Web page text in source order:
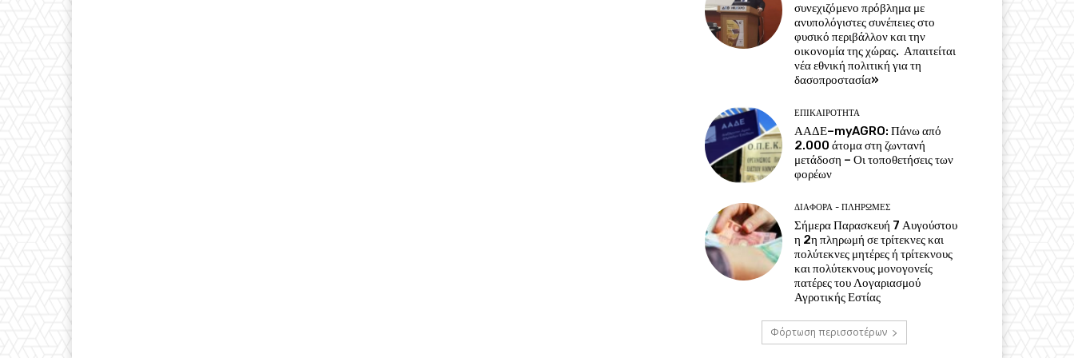
συνεχιζόμενο πρόβλημα με
ανυπολόγιστες συνέπειες στο
φυσικό περιβάλλον και την
οικονομία της χώρας. Απαιτείται
νέα εθνική πολιτική για τη
δασοπροστασία»
ΕΠΙΚΑΙΡΌΤΗΤΑ
ΑΑΔΕ–myAGRO: Πάνω από
2.000 άτομα στη ζωντανή
μετάδοση – Οι τοποθετήσεις των
φορέων
ΔΙΆΦΟΡΑ - ΠΛΗΡΩΜΈΣ
Σήμερα Παρασκευή 7 Αυγούστου
η 2η πληρωμή σε τρίτεκνες και
πολύτεκνες μητέρες ή τρίτεκνους
και πολύτεκνους μονογονείς
πατέρες του Λογαριασμού
Αγροτικής Εστίας
Φόρτωση περισσοτέρων